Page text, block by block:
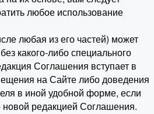
любое использование
любая из его частей) может
какого-либо специального
Соглашения вступает в
на Сайте либо доведения
в иной удобной форме, если
редакцией Соглашения.